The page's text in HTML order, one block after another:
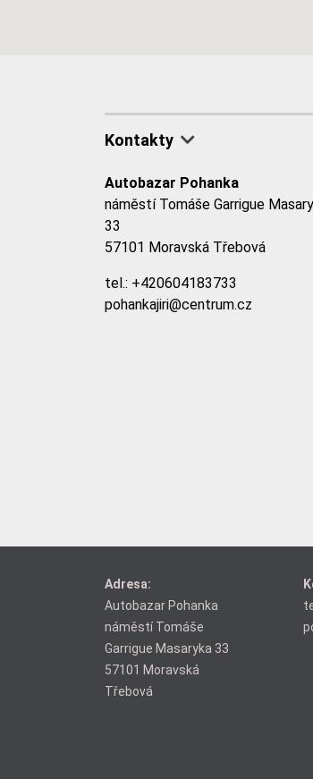
Kontakty
Autobazar Pohanka
náměstí Tomáše Garrigue
33
57101 Moravská Třebová
tel.: +420604183733
pohankajiri@centrum.cz
Adresa:
Autobazar Pohanka
náměstí Tomáše
Garrigue Masaryka 33
57101 Moravská
Třebová